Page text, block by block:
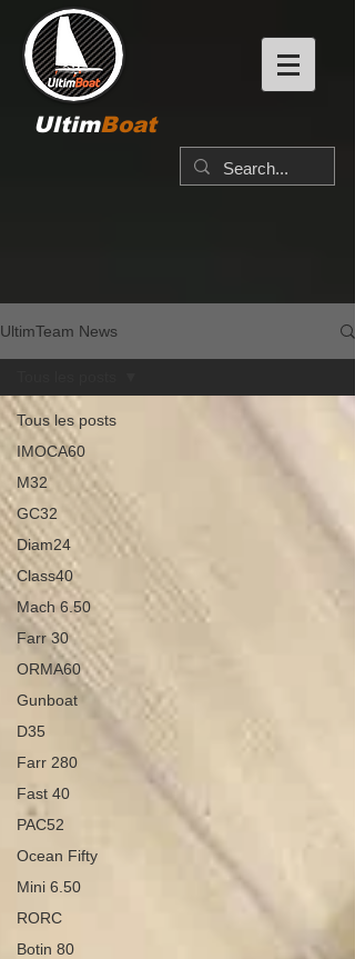
UltimBoat
UltimTeam News
Tous les posts
IMOCA60
M32
GC32
Diam24
Class40
Mach 6.50
Farr 30
ORMA60
Gunboat
D35
Farr 280
Fast 40
PAC52
Ocean Fifty
Mini 6.50
RORC
Botin 80